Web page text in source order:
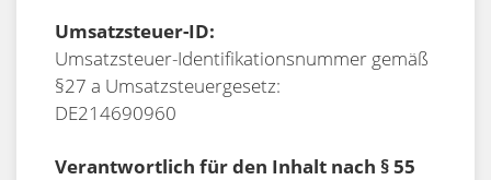
Umsatzsteuer-ID:
Umsatzsteuer-Identifikationsnummer gemäß
§27 a Umsatzsteuergesetz:
DE214690960
Verantwortlich für den Inhalt nach § 55